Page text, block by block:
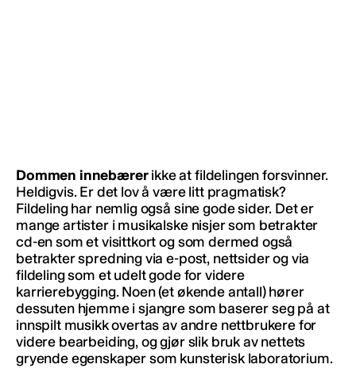
Dommen innebærerikke at fildelingen forsvinner.
Heldigvis. Er det lov å være litt pragmatisk?
Fildeling har nemlig også sine gode sider. Det er
mange artister i musikalske nisjer som betrakter
cd-en som et visittkort og som dermed også
betrakter spredning via e-post, nettsider og via
fildeling som et udelt gode for videre
karrierebygging. Noen (et økende antall) hører
dessuten hjemme i sjangre som baserer seg på at
innspilt musikk overtas av andre nettbrukere for
videre bearbeiding, og gjør slik bruk av nettets
gryende egenskaper som kunsterisk laboratorium.